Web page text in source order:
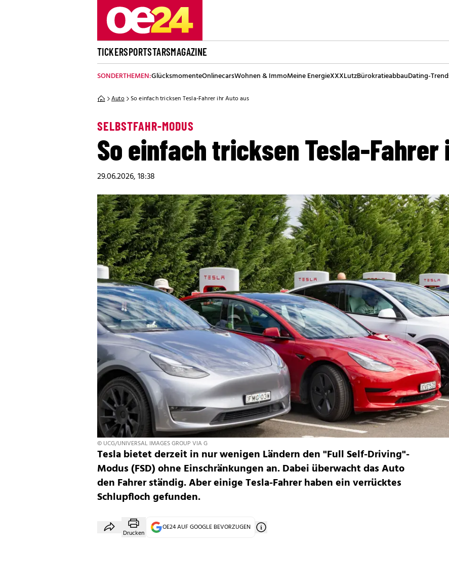
TICKERSPORTSTARSMAGAZINE
SONDERTHEMEN:GlücksmomenteOnlinecarsWohnen & ImmoMeine EnergieXXXLutzBürokratieabbauDating-
Auto So einfach tricksen Tesla-Fahrer ihr Auto aus
SELBSTFAHR-MODUS
So einfach tricksen Tesla-Fahrer
29.06.2026, 18:38
© UCG/UNIVERSAL IMAGES GROUP VIA G
Tesla bietet derzeit in nur wenigen Ländern den"Full Self-Driving"-
Modus (FSD) ohne Einschränkungen an. Dabei überwacht das Auto
den Fahrer ständig. Aber einige Tesla-Fahrer haben ein verrücktes
Schlupfloch gefunden.
Drucken
OE24 AUF GOOGLE BEVORZUGEN